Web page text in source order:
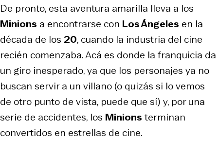
De pronto, esta aventura amarilla lleva a los
Minions a encontrarse con Los Ángeles en la
década de los 20, cuando la industria del cine
recién comenzaba. Acá es donde la franquicia da
un giro inesperado, ya que los personajes ya no
buscan servir a un villano (o quizás si lo vemos
de otro punto de vista, puede que sí) y, por una
serie de accidentes, los Minionsterminan
convertidos en estrellas de cine.